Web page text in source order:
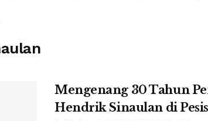
Mengenang 30 Tahun
Hendrik Sinaulan di